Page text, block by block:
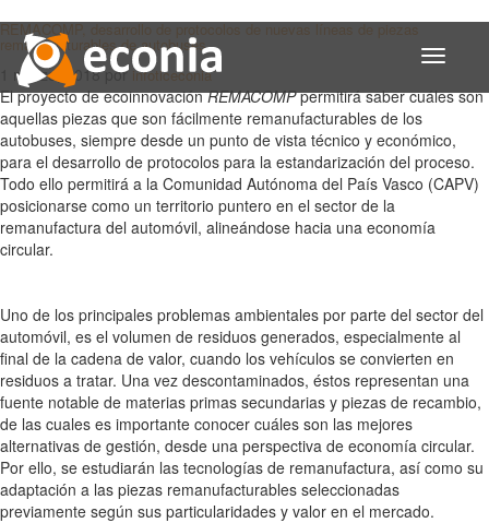
Toggle
REMACOMP, desarrollo de protocolos de nuevas líneas de piezas
remanufacturables de autobuses
1 marzo, 2018por infoticeconia
El proyecto de ecoinnovaciónREMACOMPpermitirá saber cuáles son
aquellas piezas que son fácilmente remanufacturables de los
autobuses, siempre desde un punto de vista técnico y económico,
para el desarrollo de protocolos para la estandarización del proceso.
Todo ello permitirá a la Comunidad Autónoma del País Vasco (CAPV)
posicionarse como un territorio puntero en el sector de la
remanufactura del automóvil, alineándose hacia una economía
circular.
Uno de los principales problemas ambientales por parte del sector del
automóvil, es el volumen de residuos generados, especialmente al
final de la cadena de valor, cuando los vehículos se convierten en
residuos a tratar. Una vez descontaminados, éstos representan una
fuente notable de materias primas secundarias y piezas de recambio,
de las cuales es importante conocer cuáles son las mejores
alternativas de gestión, desde una perspectiva de economía circular.
Por ello, se estudiarán las tecnologías de remanufactura, así como su
adaptación a las piezas remanufacturables seleccionadas
previamente según sus particularidades y valor en el mercado.